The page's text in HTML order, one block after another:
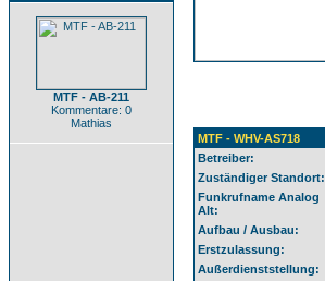
MTF - AB-211
Kommentare: 0
Mathias
MTF - WHV-AS718
Betreiber:
Zuständiger Standort:
Funkrufname Analog
Alt:
Aufbau / Ausbau:
Erstzulassung:
Außerdienststellung: